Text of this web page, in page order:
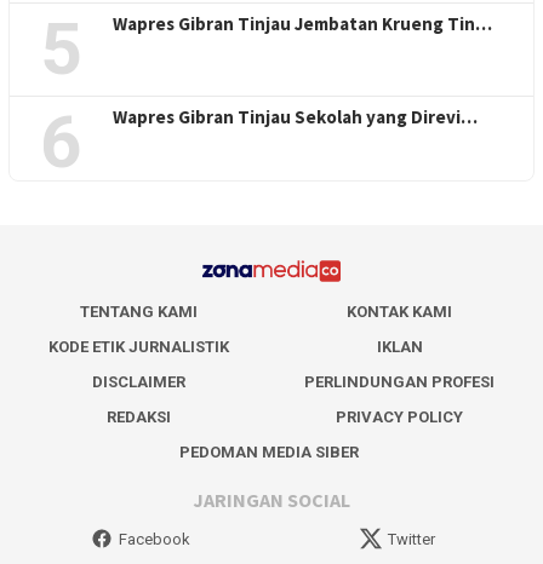
5 Wapres Gibran Tinjau Jembatan Krueng Tin…
6 Wapres Gibran Tinjau Sekolah yang Direvi…
TENTANG KAMI
KONTAK KAMI
KODE ETIK JURNALISTIK
IKLAN
DISCLAIMER
PERLINDUNGAN PROFESI
REDAKSI
PRIVACY POLICY
PEDOMAN MEDIA SIBER
JARINGAN SOCIAL
Facebook Twitter